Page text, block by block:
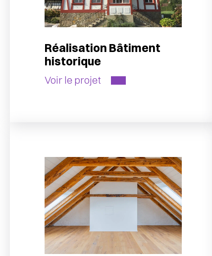
Réalisation Bâtiment
historique
Voir le projet